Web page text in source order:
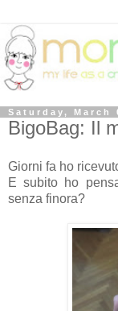
Saturday, March
BigoBag: Il
Giorni fa ho
E subito ho
senza finora?